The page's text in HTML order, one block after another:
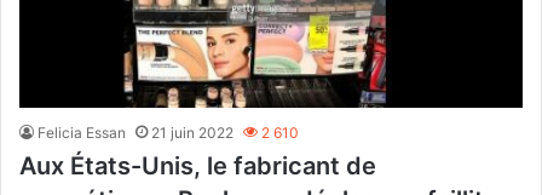
Felicia Essan 21 juin 2022 2 610
Aux États-Unis, le fabricant de